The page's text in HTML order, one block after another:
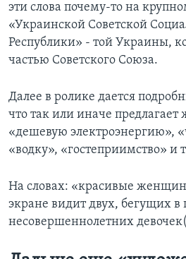
эти слова почему-то на
«Украинской Советской
Республики» - той Украины,
частью Советского Союза.
Далее в ролике дается
что так или иначе предлагает
«дешевую электроэнергию»,
«водку», «гостеприимство» и
На словах: «красивые
экране видит двух, бегущих в
несовершеннолетних